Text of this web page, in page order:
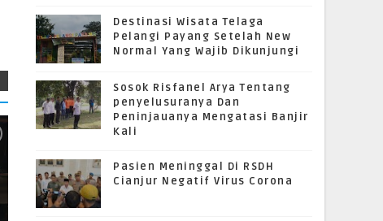
Destinasi Wisata Telaga
Pelangi Payang Setelah New
Normal Yang Wajib Dikunjungi
Sosok Risfanel Arya Tentang
penyelusuranya Dan
Peninjauanya Mengatasi Banjir
Kali
Pasien Meninggal Di RSDH
Cianjur Negatif Virus Corona